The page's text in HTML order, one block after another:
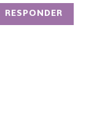
RESPONDER